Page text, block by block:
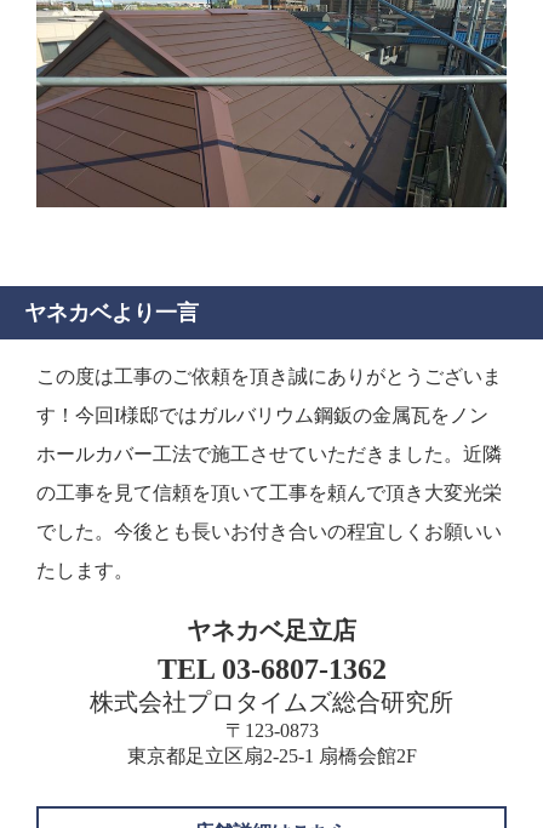
ヤネカベより一言
この度は工事のご依頼を頂き誠にありがとうございま
す！今回I様邸ではガルバリウム鋼鈑の金属瓦をノン
ホールカバー工法で施工させていただきました。近隣
の工事を見て信頼を頂いて工事を頼んで頂き大変光栄
でした。今後とも長いお付き合いの程宜しくお願いい
たします。
ヤネカベ足立店
TEL 03-6807-1362
株式会社プロタイムズ総合研究所
〒123-0873
東京都足立区扇2-25-1 扇橋会館2F